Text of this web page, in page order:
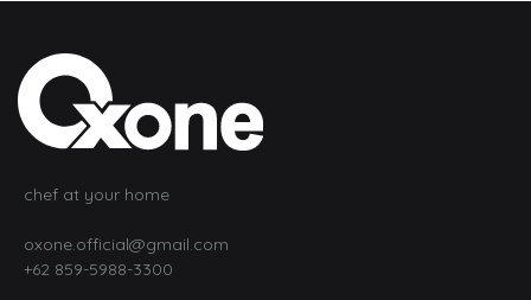
chef at your home
oxone.official@gmail.com
+62 859-5988-3300